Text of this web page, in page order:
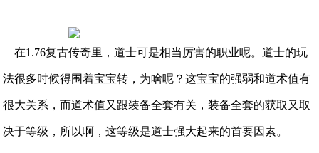
在1.76复古传奇里，道士可是相当厉害的职业呢。道士的玩
法很多时候得围着宝宝转，为啥呢？这宝宝的强弱和道术值有
很大关系，而道术值又跟装备全套有关，装备全套的获取又取
决于等级，所以啊，这等级是道士强大起来的首要因素。